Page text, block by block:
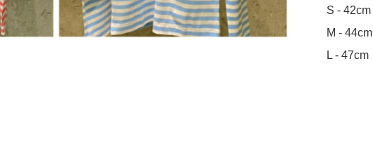
S - 42cm
M - 44cm
L - 47cm